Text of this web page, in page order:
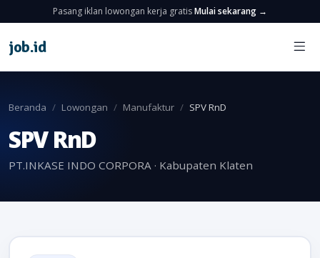
Pasang iklan lowongan kerja gratisMulai sekarang →
job.id
Beranda Lowongan Manufaktur SPV RnD
SPV RnD
PT.INKASE INDO CORPORA · Kabupaten Klaten